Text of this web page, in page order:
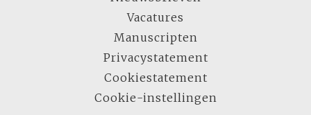
Vacatures
Manuscripten
Privacystatement
Cookiestatement
Cookie-instellingen